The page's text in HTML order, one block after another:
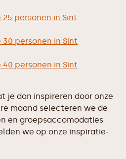
personen in Sint
personen in Sint
personen in Sint
je dan inspireren door onze
maand selecteren we de
en groepsaccomodaties
we op onze inspiratie-